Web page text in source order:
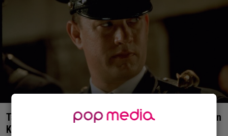
Tänään tv:ssä: Loistoleffa vuodelta 1999 – Stephen
King ja Tom Hanks laadun takeina